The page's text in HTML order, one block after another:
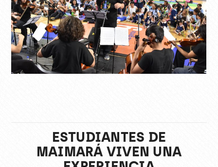
ESTUDIANTES DE
MAIMARÁ VIVEN UNA